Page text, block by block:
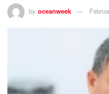
by oceanweek